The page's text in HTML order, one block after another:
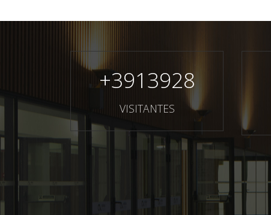
+3913928
VISITANTES